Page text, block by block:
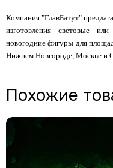
Компания "ГлавБатут"
изготовления световые
новогодние фигуры для
Нижнем Новгороде, Москве и
Похожие